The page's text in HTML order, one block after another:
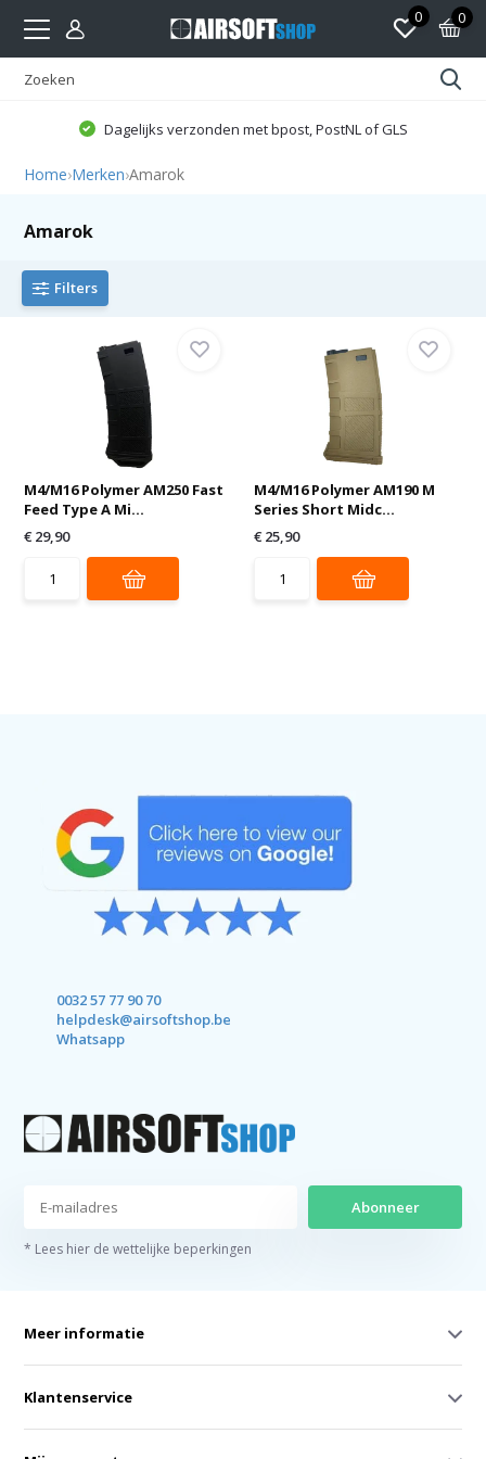
0 0
Dagelijks verzonden met bpost, PostNL of GLS
Home›Merken›Amarok
Amarok
Filters
M4/M16 Polymer AM250 Fast
Feed Type A Mi...
€ 29,90
M4/M16 Polymer AM190 M
Series Short Midc...
€ 25,90
0032 57 77 90 70
helpdesk@airsoftshop.be
Whatsapp
Abonneer
* Lees hier de wettelijke beperkingen
Meer informatie
Klantenservice